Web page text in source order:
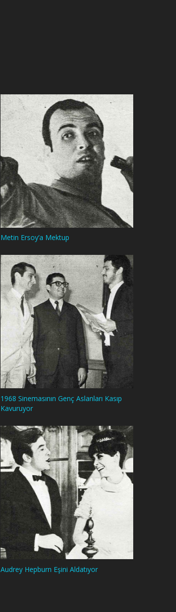
Metin Ersoy’a Mektup
1968 Sinemasının Genç Aslanları Kasıp
Kavuruyor
Audrey Hepburn Eşini Aldatıyor